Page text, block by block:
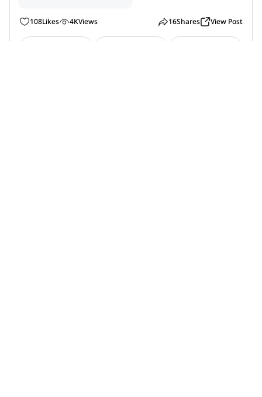
108Likes 4KViews 16Shares View Post